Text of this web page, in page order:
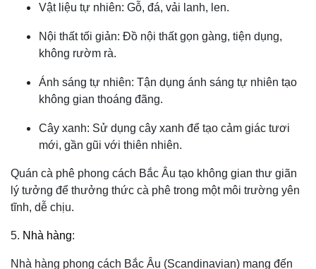
Vật liệu tự nhiên: Gỗ, đá, vải lanh, len.
Nội thất tối giản: Đồ nội thất gọn gàng, tiện dụng,
không rườm rà.
Ánh sáng tự nhiên: Tận dụng ánh sáng tự nhiên tạo
không gian thoáng đãng.
Cây xanh: Sử dụng cây xanh để tạo cảm giác tươi
mới, gần gũi với thiên nhiên.
Quán cà phê phong cách Bắc Âu tạo không gian thư giãn
lý tưởng để thưởng thức cà phê trong một môi trường yên
tĩnh, dễ chịu.
5. Nhà hàng:
Nhà hàng phong cách Bắc Âu (Scandinavian) mang đến